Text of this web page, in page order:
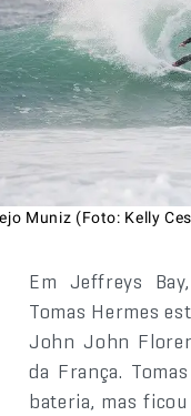
Muniz (Foto: Kelly
Em Jeffreys
Tomas Hermes
John John
da França.
bateria, mas